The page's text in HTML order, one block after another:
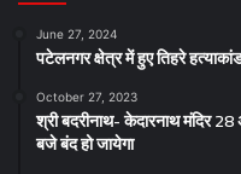
June 27, 2024
पटेलनगर क्षेत्र में हुए तिहरे
October 27, 2023
श्री बदरीनाथ- केदारनाथ मंदिर
बजे बंद हो जायेगा